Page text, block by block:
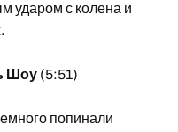
ударом с колена и
Шоу(5:51)
попинали